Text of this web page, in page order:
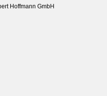
Hoffmann GmbH